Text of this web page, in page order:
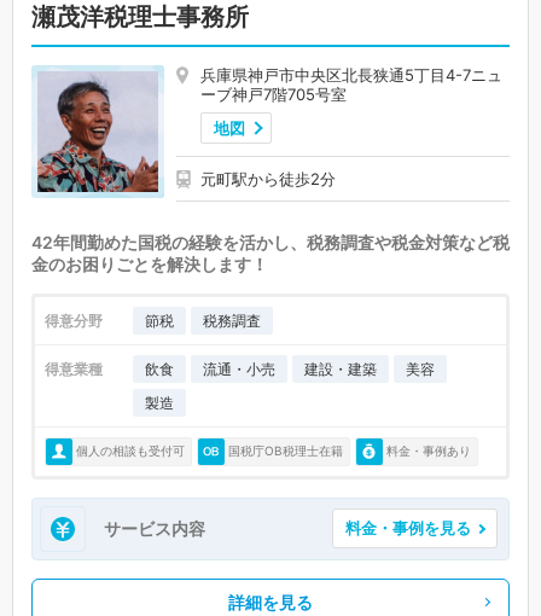
瀬茂洋税理士事務所
兵庫県神戸市中央区北長狭通5丁目4-7ニュ
ーブ神戸7階705号室
地図
元町駅から徒歩2分
42年間勤めた国税の経験を活かし、税務調査や税金対策など税
金のお困りごとを解決します！
得意分野 節税 税務調査
得意業種 飲食 流通・小売 建設・建築
美容
製造
個人の相談も受付可 国税庁OB税理士在籍 料金・事例あり
サービス内容 料金・事例を見る
詳細を見る